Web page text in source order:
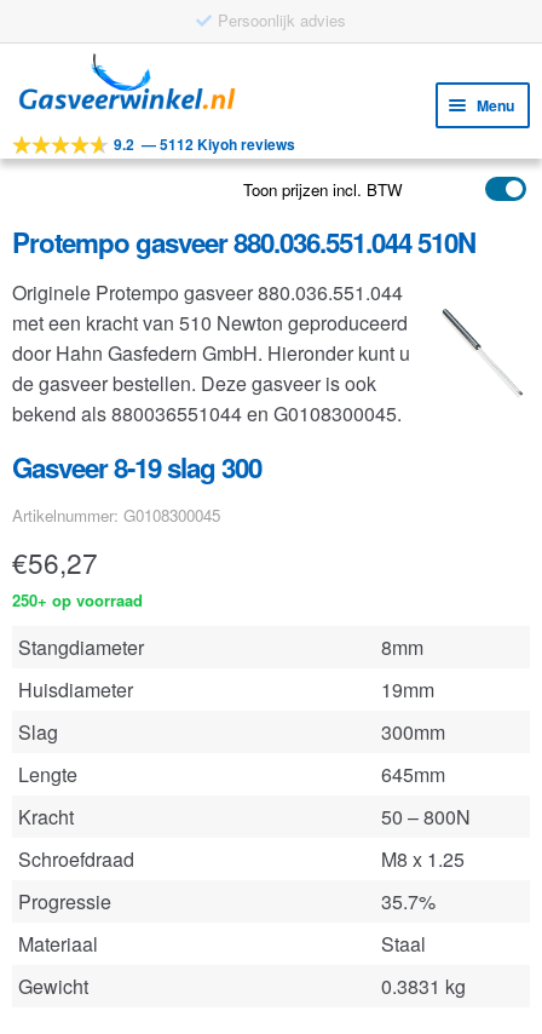
Persoonlijk advies
door
navigatie
naar
inhoud
Menu
Tools
Toepassingen
Klantenservice
FAQ
9.2 —5112 Kiyoh reviews
Toon prijzen incl. BTW
Protempo gasveer 880.036.551.044 510N
Originele Protempo gasveer 880.036.551.044
met een kracht van 510 Newton geproduceerd
door Hahn Gasfedern GmbH. Hieronder kunt u
de gasveer bestellen. Deze gasveer is ook
bekend als 880036551044 en G0108300045.
Gasveer 8-19 slag 300
Artikelnummer: G0108300045
€56,27
250+ op voorraad
Stangdiameter
8mm
Huisdiameter
19mm
Slag
300mm
Lengte
645mm
Kracht
50 – 800N
Schroefdraad
M8 x 1.25
Progressie
35.7%
Materiaal
Staal
Gewicht
0.3831 kg